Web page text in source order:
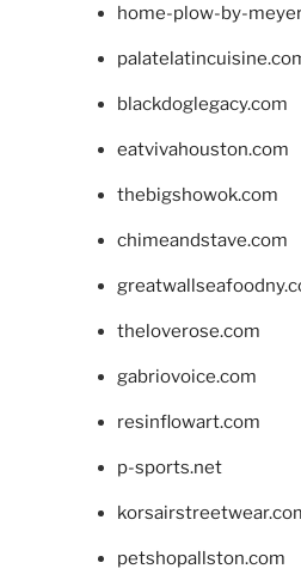
home-plow-by-
blackdoglegacy.com
eatvivahouston.com
thebigshowok.com
chimeandstave.com
theloverose.com
gabriovoice.com
resinflowart.com
p-sports.net
petshopallston.com